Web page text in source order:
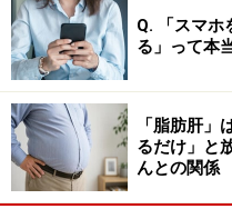
簡単で健康的な手
方・レシピ
市販のドレッシングはど
濃くなりがちです。そこ
Q. 「スマホ
る」って本
「脂肪肝
るだけ」と
んとの関係